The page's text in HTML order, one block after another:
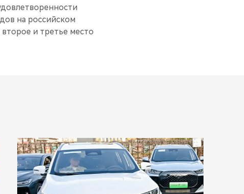
на российском
и третье место